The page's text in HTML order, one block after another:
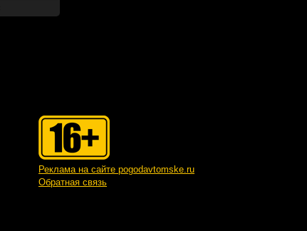
Реклама на сайте pogodavtomske.ru
Обратная связь